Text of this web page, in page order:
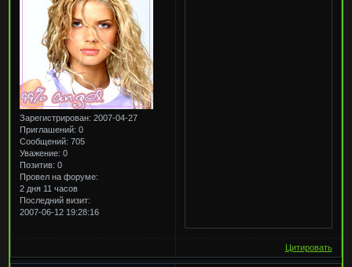
Зарегистрирован: 2007-04-27
Приглашений: 0
Сообщений: 705
Уважение: 0
Позитив: 0
Провел на форуме:
2 дня 11 часов
Последний визит:
2007-06-12 19:28:16
Цитировать